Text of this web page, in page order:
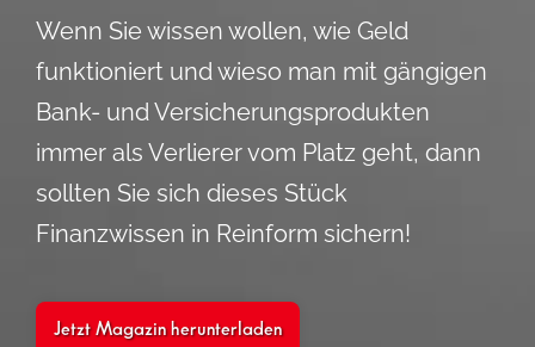
Wenn Sie wissen wollen, wie Geld
funktioniert und wieso man mit gängigen
Bank- und Versicherungsprodukten
immer als Verlierer vom Platz geht, dann
sollten Sie sich dieses Stück
Finanzwissen in Reinform sichern!
Jetzt Magazin herunterladen